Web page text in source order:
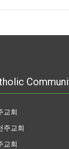
교회
주교회
교회